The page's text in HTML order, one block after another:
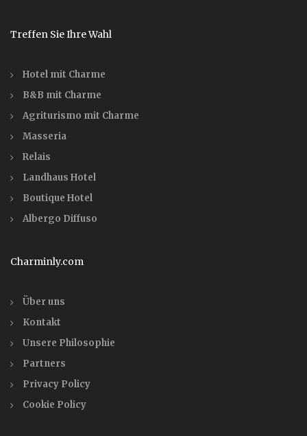
Treffen Sie Ihre Wahl
Hotel mit Charme
B&B mit Charme
Agriturismo mit Charme
Masseria
Relais
Landhaus Hotel
Boutique Hotel
Albergo Diffuso
Charminly.com
Über uns
Kontakt
Unsere Philosophie
Partners
Privacy Policy
Cookie Policy